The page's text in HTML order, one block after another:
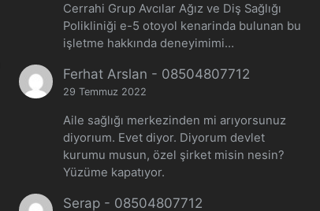
Cerrahi Grup Avcılar Ağız ve Diş Sağlığı
Polikliniği e-5 otoyol kenarinda bulunan bu
işletme hakkında deneyimimi…
Ferhat Arslan - 08504807712
29 Temmuz 2022
Aile sağlığı merkezinden mi arıyorsunuz
diyorıum. Evet diyor. Diyorum devlet
kurumu musun, özel şirket misin nesin?
Yüzüme kapatıyor.
Serap- 08504807712